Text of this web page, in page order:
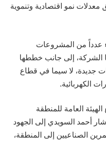
نمو اقتصادية وتنموية
عدداً من المشروعات
الشركة، إلى جانب خططها
جديدة، لا سيما في قطاع
الكهربائية.
الهيئة العامة للمنطقة
أحمد السويدي إلى الجهود
الصناعيين إلى المنطقة،